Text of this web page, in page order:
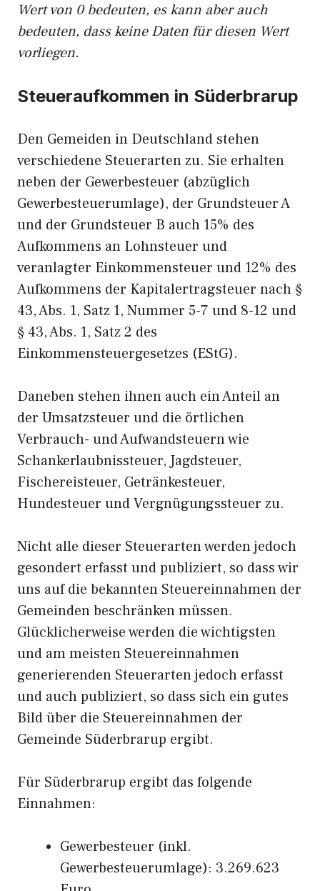
Wert von 0 bedeuten, es kann aber auch
bedeuten, dass keine Daten für diesen Wert
vorliegen.
Steueraufkommen in Süderbrarup
Den Gemeiden in Deutschland stehen
verschiedene Steuerarten zu. Sie erhalten
neben der Gewerbesteuer (abzüglich
Gewerbesteuerumlage), der Grundsteuer A
und der Grundsteuer B auch 15% des
Aufkommens an Lohnsteuer und
veranlagter Einkommensteuer und 12% des
Aufkommens der Kapitalertragsteuer nach §
43, Abs. 1, Satz 1, Nummer 5-7 und 8-12 und
§ 43, Abs. 1, Satz 2 des
Einkommensteuergesetzes (EStG).
Daneben stehen ihnen auch ein Anteil an
der Umsatzsteuer und die örtlichen
Verbrauch- und Aufwandsteuern wie
Schankerlaubnissteuer, Jagdsteuer,
Fischereisteuer, Getränkesteuer,
Hundesteuer und Vergnügungssteuer zu.
Nicht alle dieser Steuerarten werden jedoch
gesondert erfasst und publiziert, so dass wir
uns auf die bekannten Steuereinnahmen der
Gemeinden beschränken müssen.
Glücklicherweise werden die wichtigsten
und am meisten Steuereinnahmen
generierenden Steuerarten jedoch erfasst
und auch publiziert, so dass sich ein gutes
Bild über die Steuereinnahmen der
Gemeinde Süderbrarup ergibt.
Für Süderbrarup ergibt das folgende
Einnahmen:
Gewerbesteuer (inkl.
Gewerbesteuerumlage): 3.269.623